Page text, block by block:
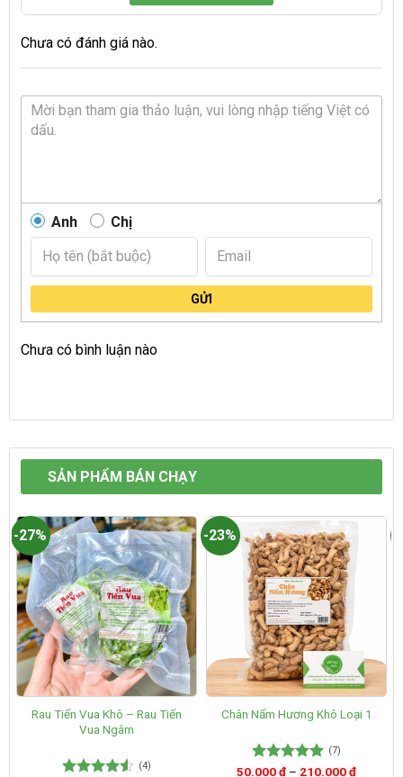
Chưa có đánh giá nào.
Anh Chị
GỬI
Chưa có bình luận nào
SẢN PHẨM BÁN CHẠY
-27%
Rau Tiến Vua Khô – Rau Tiến
Vua Ngâm
(4)
-23%
Chân Nấm Hương Khô Loại 1
Được xếp
(7)
50.000₫ – 210.000₫